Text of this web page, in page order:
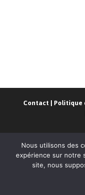
Contact |
Nous utilisons des
expérience sur notre
site, nous